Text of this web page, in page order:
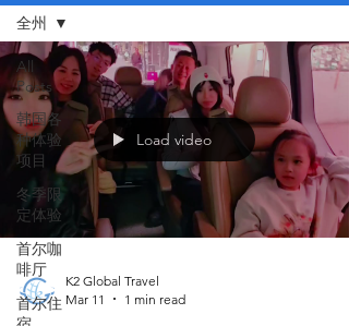
All
Posts
韩国各
种体验
项目
冬季限
定体验
首尔咖
啡厅
首尔住
全州
Load video
K2 Global Travel
Mar 11
1 min read